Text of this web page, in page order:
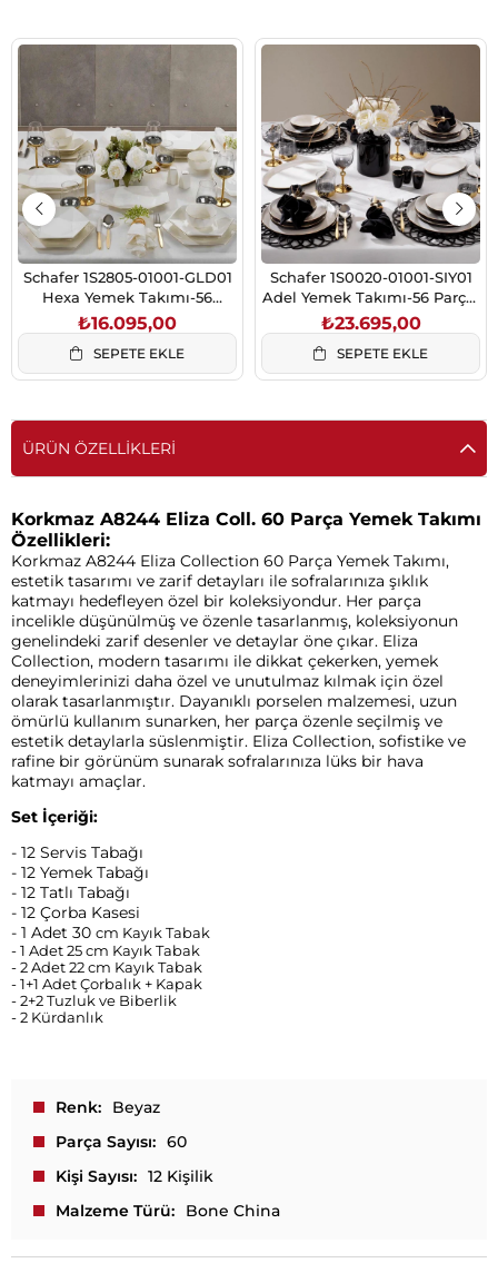
Schafer 1S2805-01001-GLD01
Hexa Yemek Takımı-56
Parça-Gold
₺16.095,00
SEPETE EKLE
Schafer 1S0020-01001-SIY01
Adel Yemek Takımı-56 Parça-
Siyah
₺23.695,00
SEPETE EKLE
ÜRÜN ÖZELLIKLERI
Korkmaz A8244 Eliza Coll. 60 Parça Yemek Takımı
Özellikleri:
Korkmaz A8244 Eliza Collection 60 Parça Yemek Takımı,
estetik tasarımı ve zarif detayları ile sofralarınıza şıklık
katmayı hedefleyen özel bir koleksiyondur. Her parça
incelikle düşünülmüş ve özenle tasarlanmış, koleksiyonun
genelindeki zarif desenler ve detaylar öne çıkar. Eliza
Collection, modern tasarımı ile dikkat çekerken, yemek
deneyimlerinizi daha özel ve unutulmaz kılmak için özel
olarak tasarlanmıştır. Dayanıklı porselen malzemesi, uzun
ömürlü kullanım sunarken, her parça özenle seçilmiş ve
estetik detaylarla süslenmiştir. Eliza Collection, sofistike ve
rafine bir görünüm sunarak sofralarınıza lüks bir hava
katmayı amaçlar.
Set İçeriği:
- 12 Servis Tabağı
- 12 Yemek Tabağı
- 12 Tatlı Tabağı
- 12 Çorba Kasesi
- 1 Adet 30 cm Kayık Tabak
- 1 Adet 25 cm Kayık Tabak
- 2 Adet 22 cm Kayık Tabak
- 1+1 Adet Çorbalık + Kapak
- 2+2 Tuzluk ve Biberlik
- 2 Kürdanlık
Renk
Beyaz
Parça Sayısı
60
Kişi Sayısı
12 Kişilik
Malzeme Türü
Bone China